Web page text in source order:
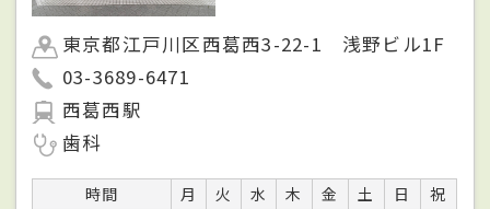
東京都江戸川区西葛西3-22-1 浅野ビル1F
03-3689-6471
西葛西駅
歯科
時間 月 火 水 木 金 土 日
祝